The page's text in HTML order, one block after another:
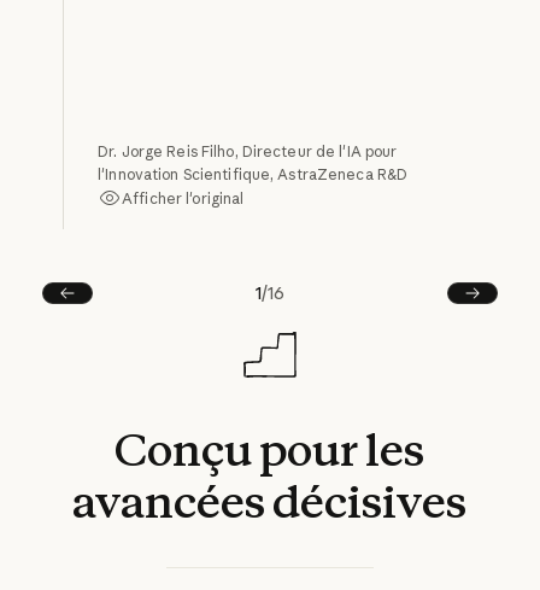
Dr. Jorge Reis Filho, Directeur de l'IA pour
l'Innovation Scientifique, AstraZeneca R&D
Afficher l'original
Afficher l'original
Précédent
1/16
Suivant
Conçupourles
avancéesdécisives